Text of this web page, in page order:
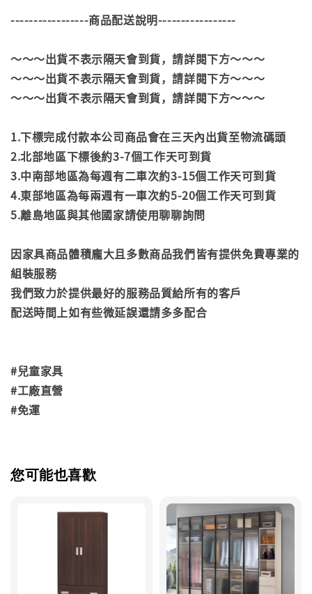
-----------------商品配送說明-----------------
～～～出貨不表示隔天會到貨，請詳閱下方～～～
～～～出貨不表示隔天會到貨，請詳閱下方～～～
～～～出貨不表示隔天會到貨，請詳閱下方～～～
1.下標完成付款本公司商品會在三天內出貨至物流碼頭
2.北部地區下標後約3-7個工作天可到貨
3.中南部地區為每週有二車次約3-15個工作天可到貨
4.東部地區為每兩週有一車次約5-20個工作天可到貨
5.離島地區與其他國家請使用聊聊詢問
因家具商品體積龐大且多數商品我們皆有提供免費專業的
組裝服務
我們致力於提供最好的服務品質給所有的客戶
配送時間上如有些微延誤還請多多配合
#兒童家具
#工廠直營
#免運
您可能也喜歡